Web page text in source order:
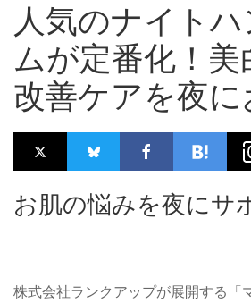
人気のナイト
ムが定番化！美
改善ケアを夜に
お肌の悩みを夜にサ
株式会社ランクアップが展開する「